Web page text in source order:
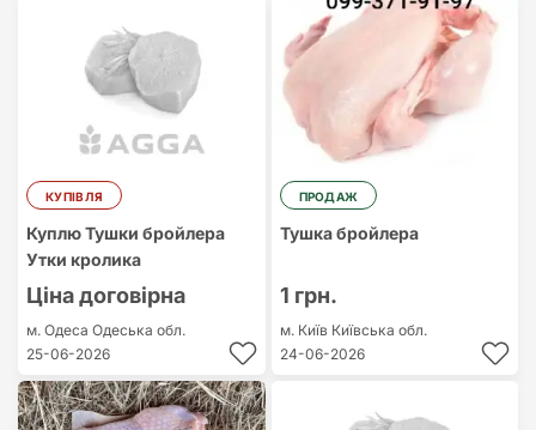
Найдешевший
КУПІВЛЯ
Куплю Тушки бройлера
Утки кролика
Ціна договірна
м. Одеса Одеська обл.
25-06-2026
ПРОДАЖ
Тушка бройлера
1 грн.
м. Київ Київська обл.
24-06-2026